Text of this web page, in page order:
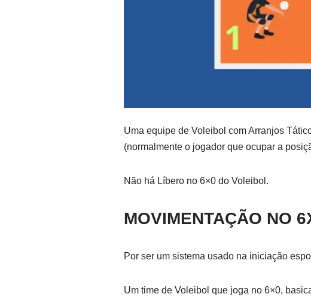
Uma equipe de Voleibol com Arranjos
(normalmente o jogador que ocupar a
Não há Líbero no 6×0 do Voleibol.
MOVIMENTAÇÃO NO
Por ser um sistema usado na iniciação
Um time de Voleibol que joga no 6×0,